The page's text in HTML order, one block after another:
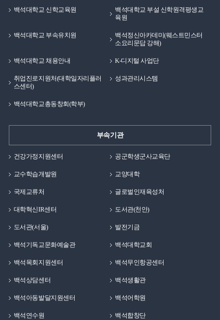
지금에서 돌이켜보면 가정과 꿈을 지키고, 이루기 위한
과정이 얼마나 힘들지에 대한 생각이 없이 오로지 결과만
좌우명과 인생관은 목표를 정하면 이 일이 얼마나 힘들지,
결과가 나에게 좋은 것이라면 반드시 해야한다 입니다.
여러분들도 앞으로의 목표가 생기거나, 꿈을 정해야
한다면 그 과정이 얼마나 힘들지를 생각하기 보다는
목표와 꿈을 이루지 못하더라도 나에게 좋은 영향을 미칠
백석대학교 신학교육원
백석대학교 부설 신학원격평생교
육원
백석대학교 부속유치원
백석정신아카데미(웨스트민스터
소요리문답 강해)
백석대학교 채용안내 K-디지털 사업단
취업진로지원처(대학일자리플러
스센터)
성과관리시스템
백석대학교총동창회(학부)
부속기관
건강가정지원센터 공군학생군사교육단
교수학습개발원 교양대학
국제교류처 글로벌인재육성처
대학혁신IR센터 도서관(천안)
도서관(서울) 발전기금
백석기독교문화예술관 백석대학교회
백석목회지원센터 백석무인항공센터
백석상담센터 백석생활관
백석아동발달지원센터 백석어학원
백석연수원 백석합창단